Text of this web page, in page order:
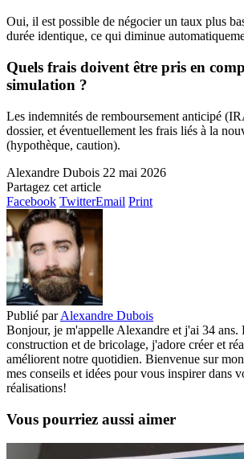
Oui, il est possible de négocier un taux plus
durée identique, ce qui diminue
Quels frais doivent être pris en
simulation ?
Les indemnités de remboursement anticipé
dossier, et éventuellement les frais liés à la
(hypothèque, caution).
Alexandre Dubois 22 mai 2026
Partagez cet article
Facebook TwitterEmail Print
Publié par Alexandre Dubois
Bonjour, je m'appelle Alexandre et j'ai 34 ans.
construction et de bricolage, j'adore créer et
améliorent notre quotidien. Bienvenue sur
mes conseils et idées pour vous inspirer dans
réalisations!
Vous pourriez aussi aimer